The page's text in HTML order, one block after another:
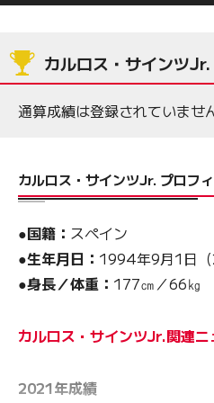
カルロス・サインツ
通算成績は登録されていませ
カルロス・サインツJr. プロフ
●国籍： スペイン
●生年月日： 1994年9月1日（
●身長／体重： 177㎝／66㎏
カルロス・サインツJr.関連ニ
2021年成績